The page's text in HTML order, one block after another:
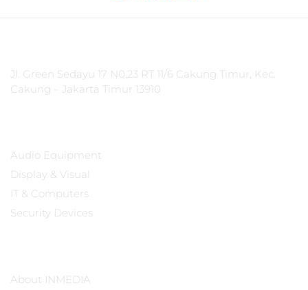
Jl. Green Sedayu 17 N0.23 RT 11/6 Cakung Timur, Kec.
Cakung – Jakarta Timur 13910
Audio Equipment
Display & Visual
IT & Computers
Security Devices
About INMEDIA